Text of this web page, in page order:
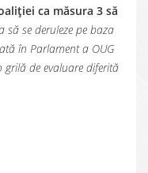
ca măsura 3 să
să se deruleze pe baza
în Parlament a OUG
grilă de evaluare diferită